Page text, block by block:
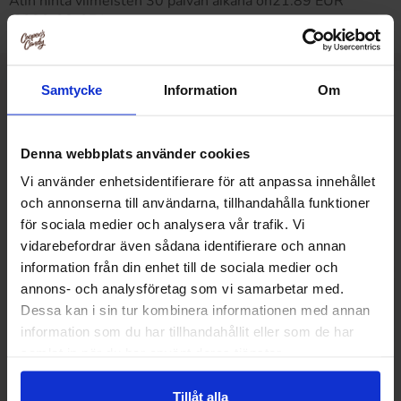
Samtycke Information Om
Denna webbplats använder cookies
Vi använder enhetsidentifierare för att anpassa innehållet
och annonserna till användarna, tillhandahålla funktioner
för sociala medier och analysera vår trafik. Vi
vidarebefordrar även sådana identifierare och annan
information från din enhet till de sociala medier och
annons- och analysföretag som vi samarbetar med.
Dessa kan i sin tur kombinera informationen med annan
information som du har tillhandahållit eller som de har
Tillåt alla
(2026-08-07 )
Muut pitivät